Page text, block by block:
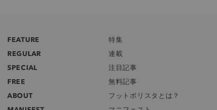
FEATURE
特集
REGULAR
連載
SPECIAL
注目記事
FREE
無料記事
ABOUT
フットボリスタとは？